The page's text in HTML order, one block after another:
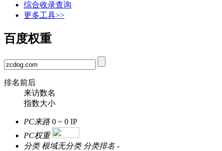
综合收录查询
更多工具>>
百度权重
排名前后
来访数名
指数大小
PC来路 0 ~ 0 IP
PC权重
分类 根域无分类 分类排名 -